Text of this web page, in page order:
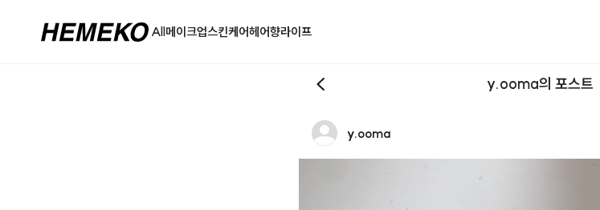
All메이크업스킨케어헤어향라이프
y.ooma의 포스트
y.ooma